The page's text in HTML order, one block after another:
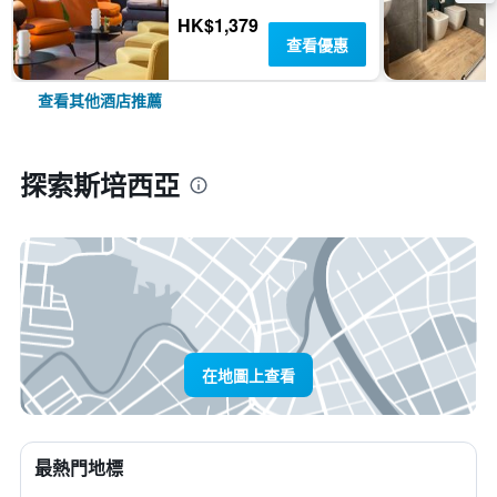
HK$1,379
查看優惠
查看其他酒店推薦
探索斯培西亞
在地圖上查看
最熱門地標